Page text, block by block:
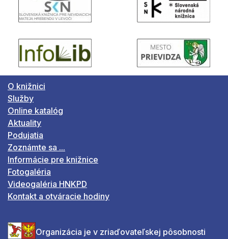
O knižnici
Služby
Online katalóg
Aktuality
Podujatia
Zoznámte sa ...
Informácie pre knižnice
Fotogaléria
Videogaléria HNKPD
Kontakt a otváracie hodiny
Organizácia je v zriaďovateľskej pôsobnosti